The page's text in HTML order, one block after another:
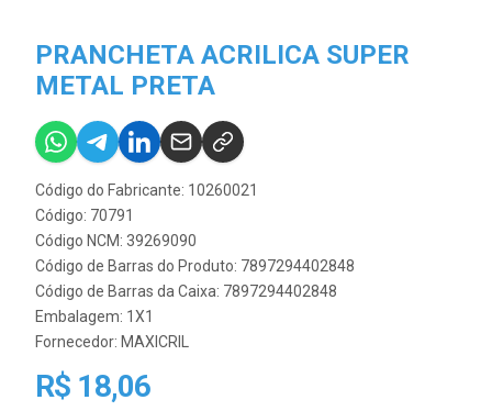
PRANCHETA ACRILICA SUPER
METAL PRETA
Código do Fabricante: 10260021
Código: 70791
Código NCM: 39269090
Código de Barras do Produto: 7897294402848
Código de Barras da Caixa: 7897294402848
Embalagem: 1X1
Fornecedor: MAXICRIL
R$ 18,06